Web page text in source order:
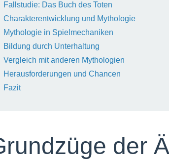
Fallstudie: Das Buch des Toten
Charakterentwicklung und Mythologie
Mythologie in Spielmechaniken
Bildung durch Unterhaltung
Vergleich mit anderen Mythologien
Herausforderungen und Chancen
Fazit
der